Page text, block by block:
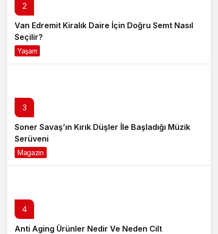
2
Van Edremit Kiralık Daire İçin Doğru Semt Nasıl
Seçilir?
Yaşam
3
Soner Savaş’ın Kırık Düşler İle Başladığı Müzik
Serüveni
Magazin
4
Anti Aging Ürünler Nedir Ve Neden Cilt